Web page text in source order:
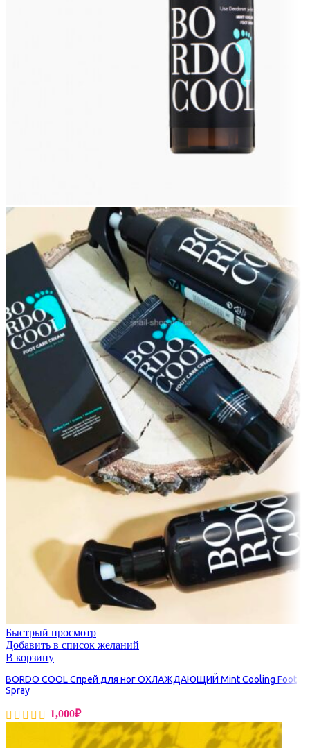
Быстрый просмотр
Добавить в список желаний
В корзину
BORDO COOL Спрей для ног ОХЛАЖДАЮЩИЙ Mint Cooling Foot
Spray
1,000₽